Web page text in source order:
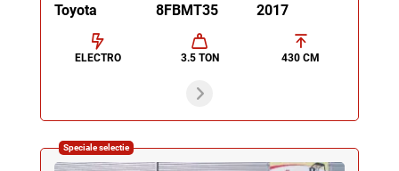
Toyota 8FBMT35 2017
ELECTRO 3.5 TON 430 CM